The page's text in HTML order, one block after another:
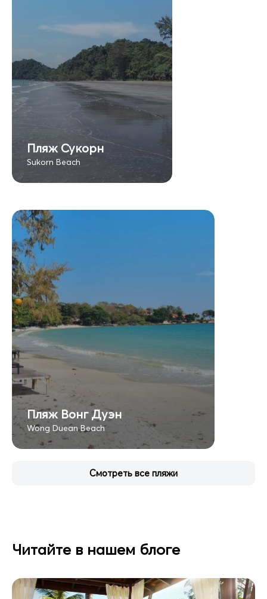
Пляж Сукорн
Sukorn Beach
Пляж Вонг Дуэн
Wong Duean Beach
Смотреть все пляжи
Читайте в нашем блоге